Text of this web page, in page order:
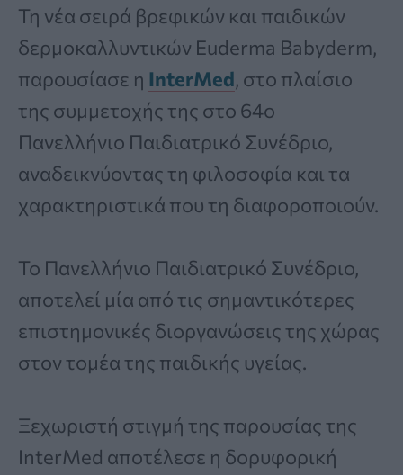
Τη νέα σειρά βρεφικών και παιδικών
δερμοκαλλυντικών Euderma Babyderm,
παρουσίασε η InterMed, στο πλαίσιο
της συμμετοχής της στο 64ο
Πανελλήνιο Παιδιατρικό Συνέδριο,
αναδεικνύοντας τη φιλοσοφία και τα
χαρακτηριστικά που τη διαφοροποιούν.
Το Πανελλήνιο Παιδιατρικό Συνέδριο,
αποτελεί μία από τις σημαντικότερες
επιστημονικές διοργανώσεις της χώρας
στον τομέα της παιδικής υγείας.
Ξεχωριστή στιγμή της παρουσίας της
InterMed αποτέλεσε η δορυφορική